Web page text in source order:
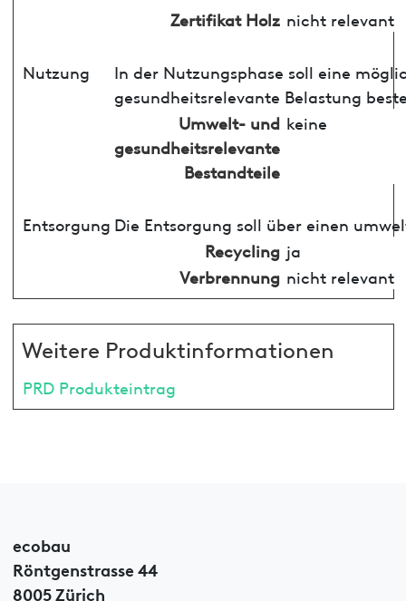
Zertifikat Holz nicht relevant
Nutzung
In der Nutzungsphase soll eine
gesundheitsrelevante Belastung
Umwelt- und
gesundheitsrelevante
Bestandteile
keine
Entsorgung Die Entsorgung soll über einen
Recycling ja
Verbrennung nicht relevant
Weitere Produktinformationen
PRD Produkteintrag
ecobau
Röntgenstrasse 44
8005 Zürich